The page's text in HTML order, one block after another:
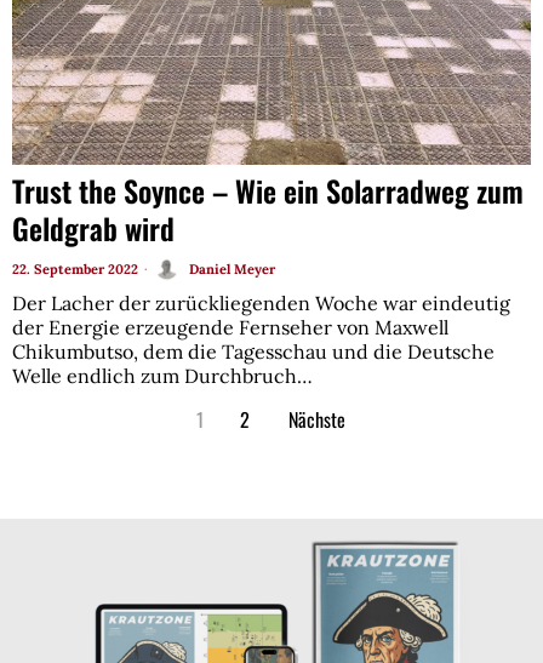
Trust the Soynce – Wie ein Solarradweg zum
Geldgrab wird
22. September 2022 Daniel Meyer
Der Lacher der zurückliegenden Woche war eindeutig
der Energie erzeugende Fernseher von Maxwell
Chikumbutso, dem die Tagesschau und die Deutsche
Welle endlich zum Durchbruch…
1 2 Nächste